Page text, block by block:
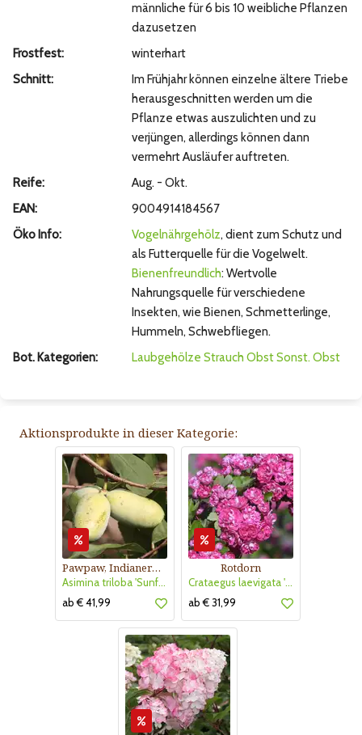
männliche für 6 bis 10 weibliche Pflanzen
dazusetzen
Frostfest:
winterhart
Schnitt:
Im Frühjahr können einzelne ältere Triebe
herausgeschnitten werden um die
Pflanze etwas auszulichten und zu
verjüngen, allerdings können dann
vermehrt Ausläufer auftreten.
Reife:
Aug. - Okt.
EAN:
9004914184567
Öko Info:
Vogelnährgehölz, dient zum Schutz und
als Futterquelle für die Vogelwelt.
Bienenfreundlich: Wertvolle
Nahrungsquelle für verschiedene
Insekten, wie Bienen, Schmetterlinge,
Hummeln, Schwebfliegen.
Bot. Kategorien:
Laubgehölze Strauch ObstSonst. Obst
Aktionsprodukte in dieser Kategorie:
Pawpaw, Indianerbanane
Asimina triloba 'Sunflower'
ab € 41,99
Rotdorn
Crataegus laevigata 'Pauls Scarlet'
ab € 31,99